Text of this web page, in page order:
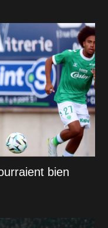
bien